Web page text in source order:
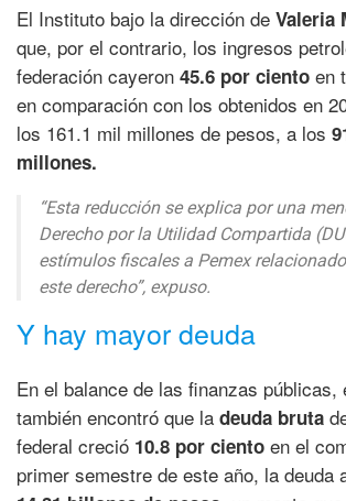
El Instituto bajo la dirección de Valeria
que, por el contrario, los ingresos
federación cayeron 45.6 por ciento en
en comparación con los obtenidos en
los 161.1 mil millones de pesos, a los
millones.
“Esta reducción se explica por una
Derecho por la Utilidad Compartida
estímulos fiscales a Pemex
este derecho”, expuso.
Y hay mayor deuda
En el balance de las finanzas públicas,
también encontró que la deuda bruta
federal creció 10.8 por ciento en el
primer semestre de este año, la deuda